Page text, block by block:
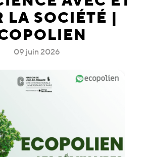
LA SOCIÉTÉ |
09 juin 2026